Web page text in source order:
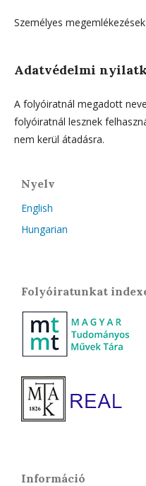
Személyes
Adatvédelmi
A folyóiratnál megadott
folyóiratnál lesznek
nem kerül átadásra.
Nyelv
English
Hungarian
Folyóiratunkat
Információ